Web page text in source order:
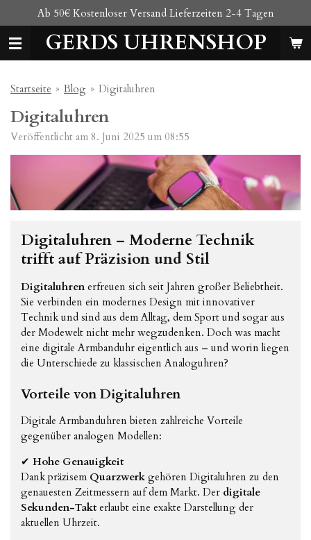
Hauptinhalt
springenGERDS UHRENSHOP
Ab 50€ Kostenloser Versand Lieferzeiten 2-4 Tagen
Startseite » Blog » Digitaluhren
Digitaluhren
Veröffentlicht am 8. Juni 2025 um 08:55
Digitaluhren – Moderne Technik
trifft auf Präzision und Stil
Digitaluhrenerfreuen sich seit Jahren großer Beliebtheit.
Sie verbinden ein modernes Design mit innovativer
Technik und sind aus dem Alltag, dem Sport und sogar aus
der Modewelt nicht mehr wegzudenken. Doch was macht
eine digitale Armbanduhr eigentlich aus – und worin liegen
die Unterschiede zu klassischen Analoguhren?
Vorteile von Digitaluhren
Digitale Armbanduhren bieten zahlreiche Vorteile
gegenüber analogen Modellen:
✔ Hohe Genauigkeit
Dank präzisem Quarzwerk gehören Digitaluhren zu den
genauesten Zeitmessern auf dem Markt. Der digitale
Sekunden-Takterlaubt eine exakte Darstellung der
aktuellen Uhrzeit.